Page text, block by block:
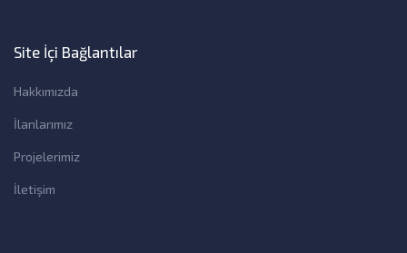
Site İçi Bağlantılar
Hakkımızda
İlanlarımız
Projelerimiz
İletişim